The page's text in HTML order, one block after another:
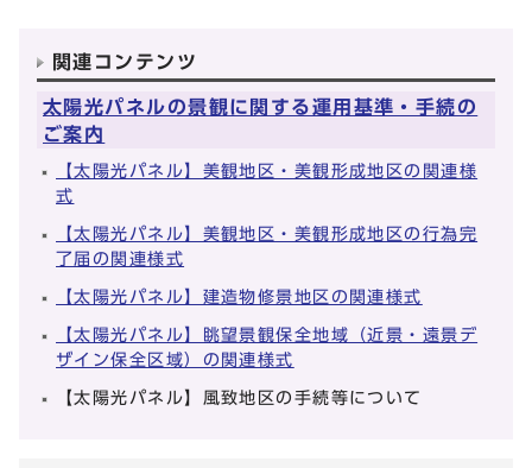
関連コンテンツ
太陽光パネルの景観に関する運用基準・手続の
ご案内
【太陽光パネル】美観地区・美観形成地区の関連様
式
【太陽光パネル】美観地区・美観形成地区の行為完
了届の関連様式
【太陽光パネル】建造物修景地区の関連様式
【太陽光パネル】眺望景観保全地域（近景・遠景デ
ザイン保全区域）の関連様式
【太陽光パネル】風致地区の手続等について